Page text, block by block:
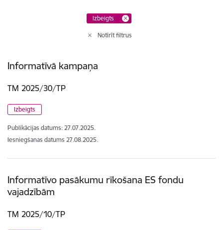
Izbeigts
Notīrīt filtrus
Informatīvā kampaņa
TM 2025/30/TP
Izbeigts
Publikācijas datums: 27.07.2025.
Iesniegšanas datums 27.08.2025.
Informatīvo pasākumu rīkošana ES fondu
vajadzībām
TM 2025/10/TP